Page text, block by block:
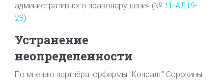
административного правонарушения (№ 11-АД19-
28).
Устранение
неопределенности
По мнению партнёра юрфирмы "Консалт" Сорокины